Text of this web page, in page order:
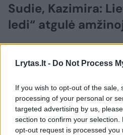
Lrytas.lt - Do Not Process
If you wish to opt-out of the sale,
processing of your personal or
targeted advertising by us,
section to confirm your
opt-out request is processed you
Sudie, Kazimira:
ledi“ atgulė
2026 m. rugpjūčio 6 d. 05:52
Lrytas.lt
Atnaujinta